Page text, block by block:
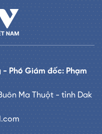
- Phó Giám đốc: Phạm
Ma Thuột - tỉnh Dak